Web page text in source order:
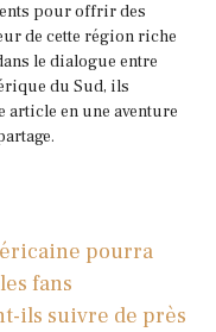
pour offrir des
de cette région riche
le dialogue entre
du Sud, ils
article en une aventure
pourra
fans
ils suivre de près